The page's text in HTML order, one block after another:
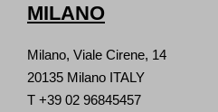
MILANO
Milano, Viale Cirene, 14
20135 Milano ITALY
T +39 02 96845457